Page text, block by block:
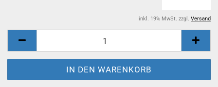
inkl. 19% MwSt. zzgl. Versand